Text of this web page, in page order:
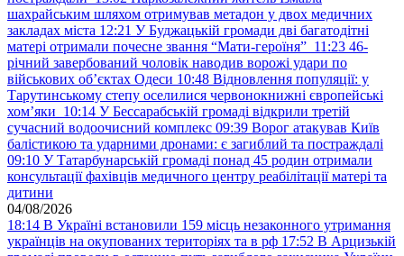
шахрайським шляхом отримував метадон у двох медичних
закладах міста 12:21 У Буджацькій громади дві багатодітні
матері отримали почесне звання “Мати-героїня” 11:23 46-
річний завербований чоловік наводив ворожі удари по
військових обʼєктах Одеси 10:48 Відновлення популяції: у
Тарутинському степу оселилися червонокнижні європейські
хом’яки 10:14 У Бессарабській громаді відкрили третій
сучасний водоочисний комплекс 09:39 Ворог атакував Київ
балістикою та ударними дронами: є загиблий та постраждалі
09:10 У Татарбунарській громаді понад 45 родин отримали
консультації фахівців медичного центру реабілітації матері та
дитини
04/08/2026
18:14 В Україні встановили 159 місць незаконного утримання
українців на окупованих територіях та в рф 17:52 В Арцизькій